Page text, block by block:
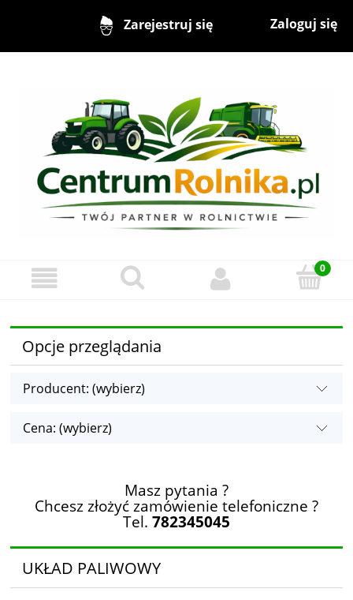
Zarejestruj się Zaloguj się
Opcje przeglądania
Producent: (wybierz)
Cena: (wybierz)
Masz pytania ?
Chcesz złożyć zamówienie telefoniczne ?
Tel. 782345045
UKŁAD PALIWOWY